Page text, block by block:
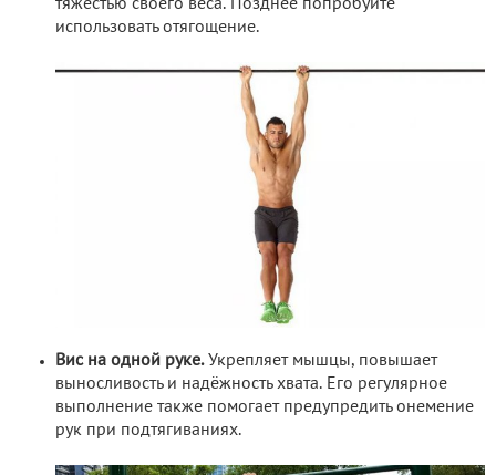
тяжестью своего веса. Позднее попробуйте
использовать отягощение.
Вис на одной руке. Укрепляет мышцы, повышает
выносливость и надёжность хвата. Его регулярное
выполнение также помогает предупредить онемение
рук при подтягиваниях.